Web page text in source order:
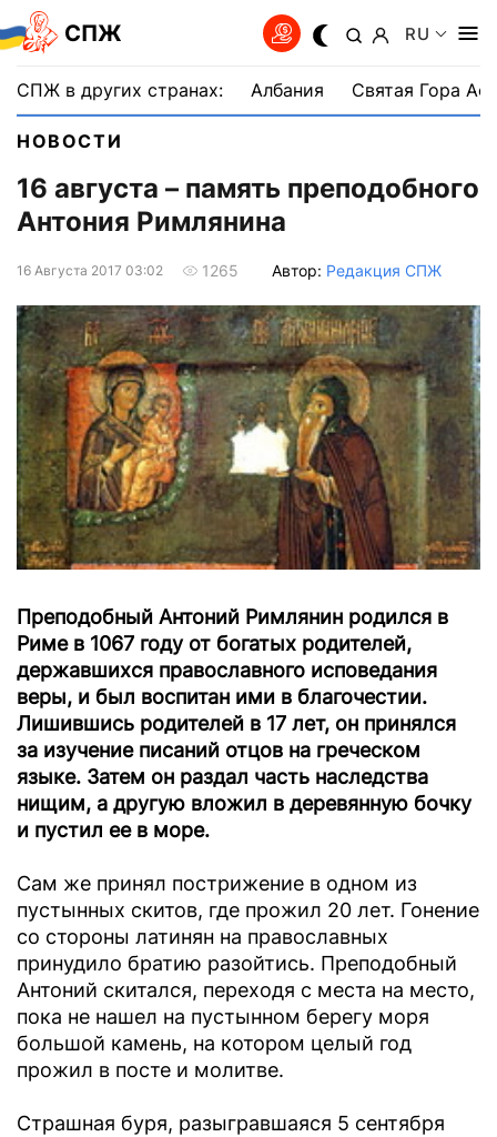
СПЖ RU
СПЖ в других странах: Албания Святая Гора
НОВОСТИ
16 августа – память преподобного
Антония Римлянина
16 Августа 2017 03:02 1265 Автор: Редакция СПЖ
Преподобный Антоний Римлянин родился в
Риме в 1067 году от богатых родителей,
державшихся православного исповедания
веры, и был воспитан ими в благочестии.
Лишившись родителей в 17 лет, он принялся
за изучение писаний отцов на греческом
языке. Затем он раздал часть наследства
нищим, а другую вложил в деревянную бочку
и пустил ее в море.
Сам же принял пострижение в одном из
пустынных скитов, где прожил 20 лет. Гонение
со стороны латинян на православных
принудило братию разойтись. Преподобный
Антоний скитался, переходя с места на место,
пока не нашел на пустынном берегу моря
большой камень, на котором целый год
прожил в посте и молитве.
Страшная буря, разыгравшаяся 5 сентября